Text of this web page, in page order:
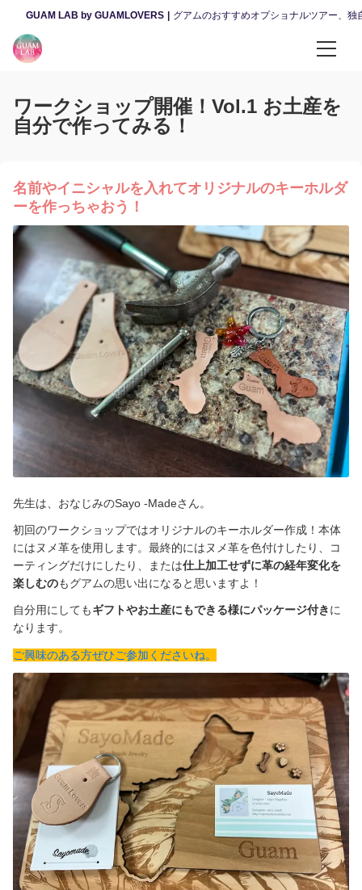
GUAM LAB by GUAMLOVERS グアムのおすすめオプショナルツアー、
昼のツアー
体験・ファンダイビング
ウェディング・ファミリー撮影
観光・カルチャー
レンタカー・送迎サービス
スパ・マッサージ
短期留学・ホームステイ・英会話
キャンペーン実施中
三世代で楽しめるおすすめツアー
グアム滞在をサポート
ローカルと交流できるワークショップ
旅の情報
グアム基本情報
シャトルバススケジュール
グアム旅情報集めはここから
日本から一番近いアメリカ🇺🇸！
ブログを読む
グアムで英語体験
グアムおすすめお土産
ワークショップ開催！Vol.1 お土産を
自分で作ってみる！
名前やイニシャルを入れてオリジナルのキーホルダ
ーを作っちゃおう！
先生は、おなじみのSayo -Madeさん。
初回のワークショップではオリジナルのキーホルダー作成！本体
にはヌメ革を使用します。最終的にはヌメ革を色付けしたり、コ
ーティングだけにしたり、または仕上加工せずに革の経年変化を
楽しむのもグアムの思い出になると思いますよ！
自分用にしてもギフトやお土産にもできる様にパッケージ付きに
なります。
ご興味のある方ぜひご参加くださいね。